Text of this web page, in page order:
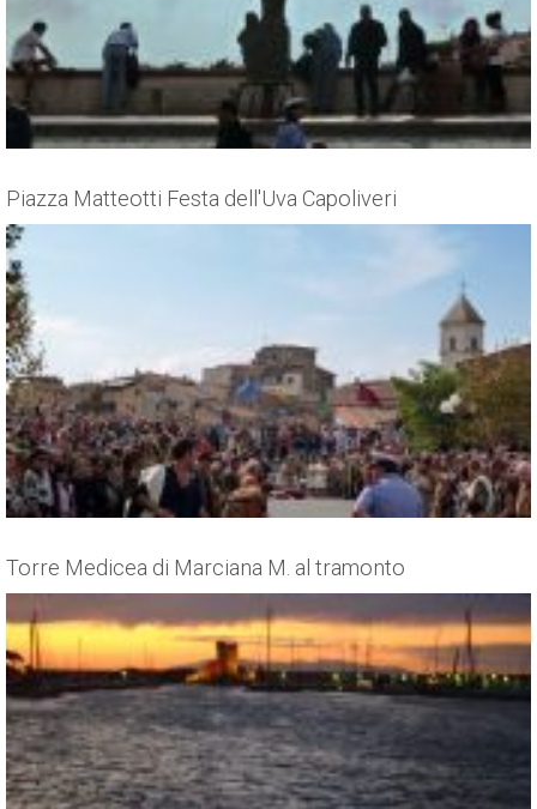
Piazza Matteotti Festa dell'Uva Capoliveri
Torre Medicea di Marciana M. al tramonto